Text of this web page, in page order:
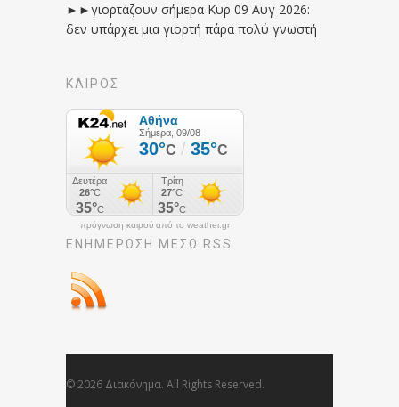
►►γιορτάζουν σήμερα Κυρ 09 Αυγ 2026:
δεν υπάρχει μια γιορτή πάρα πολύ γνωστή
ΚΑΙΡΟΣ
πρόγνωση καιρού από το weather.gr
ΕΝΗΜΈΡΩΣΉ ΜΕΣΩ RSS
© 2026 Διακόνημα. All Rights Reserved.